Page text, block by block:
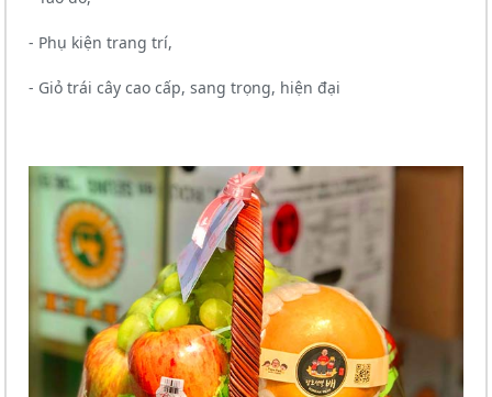
- Phụ kiện trang trí,
- Giỏ trái cây cao cấp, sang trọng, hiện đại